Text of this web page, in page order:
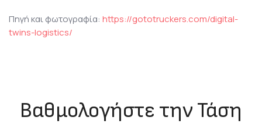
Πηγή και φωτογραφία: https://gototruckers.com/digital-
twins-logistics/
Βαθμολογήστε την Τάση